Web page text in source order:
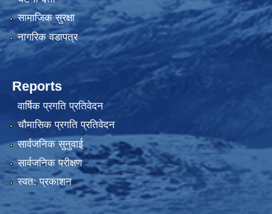
सामाजिक सुरक्षा
नागरिक वडापत्र
Reports
वार्षिक प्रगति प्रतिवेदन
चौमासिक प्रगति प्रतिवेदन
सार्वजनिक सुनुवाई
सार्वजनिक परीक्षण
स्वत: प्रकाशन